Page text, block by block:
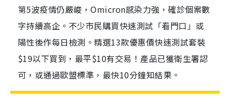
第5波疫情仍嚴峻，Omicron感染力強，確診個案數
字持續高企。不少市民購買快速測試「看門口」或
陽性後作每日檢測。精選13款優惠價快速測試套裝
$19以下買到，最平$10有交易！產品已獲衛生署認
可，或通過歐盟標準，最快10分鐘知結果。